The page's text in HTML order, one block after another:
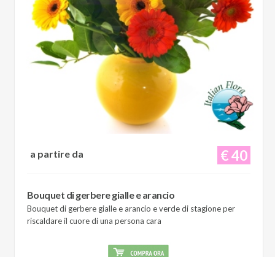
€ 40
a partire da
Bouquet di gerbere gialle e arancio
Bouquet di gerbere gialle e arancio e verde di stagione per
riscaldare il cuore di una persona cara